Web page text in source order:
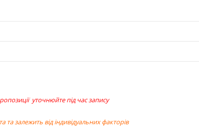
уточнюйте під час запису
та залежить від індивідуальних факторів